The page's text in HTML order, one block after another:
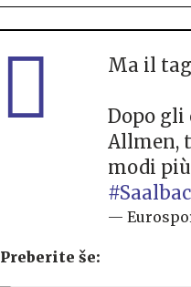
Ma il
Dopo gli
Allmen,
modi
—
Preberite še: